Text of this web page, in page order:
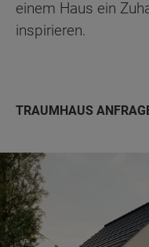
einem Haus ein
inspirieren.
TRAUMHAUS